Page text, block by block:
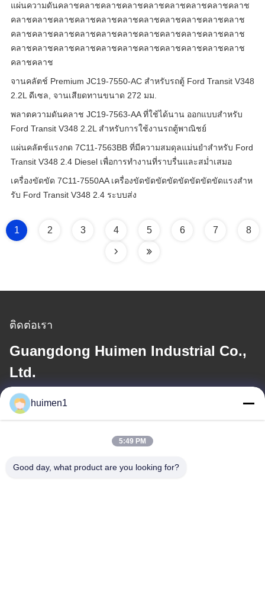
แผ่นความดันคลาชคลาชคลาชคลาชคลาชคลาชคลาชคลาชคลาช
คลาชคลาชคลาชคลาชคลาชคลาชคลาชคลาชคลาชคลาชคลาช
คลาชคลาชคลาชคลาชคลาชคลาชคลาชคลาชคลาชคลาชคลาช
คลาชคลาชคลาชคลาชคลาชคลาชคลาชคลาชคลาชคลาชคลาช
คลาชคลาช
จานคลัตช์ Premium JC19-7550-AC สำหรับรถตู้ Ford Transit V348
2.2L ดีเซล, จานเสียดทานขนาด 272 มม.
พลาตความดันคลาช JC19-7563-AA ที่ใช้ได้นาน ออกแบบสําหรับ
Ford Transit V348 2.2L สําหรับการใช้งานรถตู้พาณิชย์
แผ่นคลัตช์แรงกด 7C11-7563BB ที่มีความสมดุลแม่นยำสำหรับ Ford
Transit V348 2.4 Diesel เพื่อการทำงานที่ราบรื่นและสม่ำเสมอ
เครื่องขัดขัด 7C11-7550AA เครื่องขัดขัดขัดขัดขัดขัดขัดขัดแรงสําห
รับ Ford Transit V348 2.4 ระบบส่ง
1 2 3 4 5 6 7 8
ติดต่อเรา
Guangdong Huimen Industrial Co.,
Ltd.
อีเมล
ที่อยู่ของเรา
huimen1
5:49 PM
Good day, what product are you looking for?